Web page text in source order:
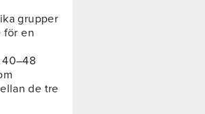
grupper
för en
40–48
de tre